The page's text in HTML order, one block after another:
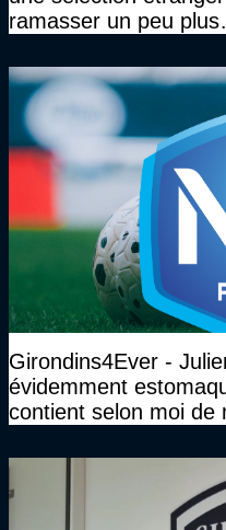
ramasser un peu
Girondins4Ever -
évidemment
contient selon moi de
plan juridique"